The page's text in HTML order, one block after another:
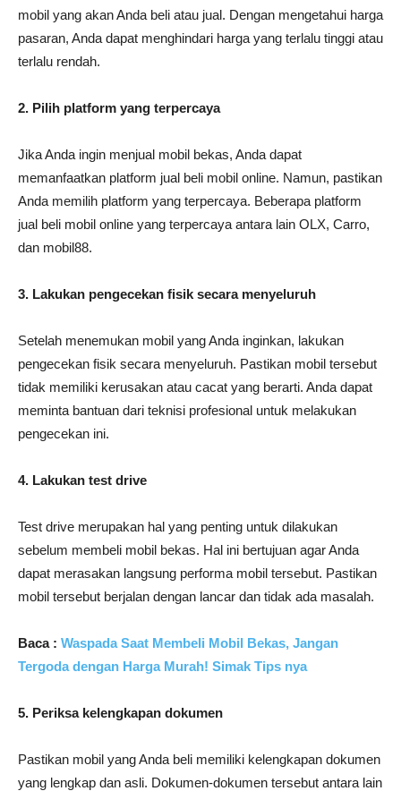
mobil yang akan Anda beli atau jual. Dengan mengetahui harga
pasaran, Anda dapat menghindari harga yang terlalu tinggi atau
terlalu rendah.
2. Pilih platform yang terpercaya
Jika Anda ingin menjual mobil bekas, Anda dapat
memanfaatkan platform jual beli mobil online. Namun, pastikan
Anda memilih platform yang terpercaya. Beberapa platform
jual beli mobil online yang terpercaya antara lain OLX, Carro,
dan mobil88.
3. Lakukan pengecekan fisik secara menyeluruh
Setelah menemukan mobil yang Anda inginkan, lakukan
pengecekan fisik secara menyeluruh. Pastikan mobil tersebut
tidak memiliki kerusakan atau cacat yang berarti. Anda dapat
meminta bantuan dari teknisi profesional untuk melakukan
pengecekan ini.
4. Lakukan test drive
Test drive merupakan hal yang penting untuk dilakukan
sebelum membeli mobil bekas. Hal ini bertujuan agar Anda
dapat merasakan langsung performa mobil tersebut. Pastikan
mobil tersebut berjalan dengan lancar dan tidak ada masalah.
Baca : Waspada Saat Membeli Mobil Bekas, Jangan
Tergoda dengan Harga Murah! Simak Tips nya
5. Periksa kelengkapan dokumen
Pastikan mobil yang Anda beli memiliki kelengkapan dokumen
yang lengkap dan asli. Dokumen-dokumen tersebut antara lain